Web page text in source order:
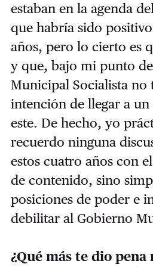
estaban en la agenda
que habría sido
años, pero lo cierto es
y que, bajo mi punto
Municipal Socialista
intención de llegar a
este. De hecho, yo
recuerdo ninguna
estos cuatro años con
de contenido, sino
posiciones de poder e
debilitar al Gobierno
¿Qué más te dio pena